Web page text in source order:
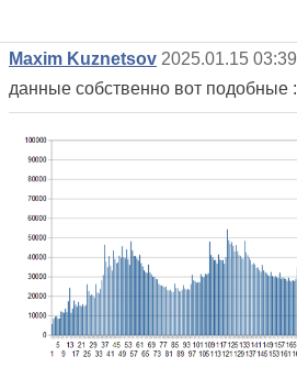
Maxim Kuznetsov 2025.01.15 03:39
данные собственно вот подобные :